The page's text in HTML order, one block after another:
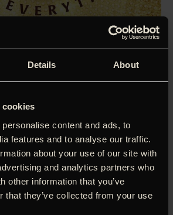
Details About
cookies
content and ads, to
features and to analyse our traffic.
about your use of our site with
and analytics partners who
other information that you’ve
that they’ve collected from your use
om ophavsmanden – Richard
som Little Richard. Gennem et
arkivmateriale og optrædener,
Richards livshistorie og afslører,
ultimativ selvrealisation til en
gav til verden, var han aldrig i stand
Hele sit liv var han splittet mellem